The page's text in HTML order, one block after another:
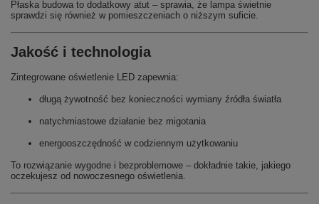
Płaska budowa to dodatkowy atut – sprawia, że lampa świetnie
sprawdzi się również w pomieszczeniach o niższym suficie.
Jakość i technologia
Zintegrowane oświetlenie LED zapewnia:
długą żywotność bez konieczności wymiany źródła światła
natychmiastowe działanie bez migotania
energooszczędność w codziennym użytkowaniu
To rozwiązanie wygodne i bezproblemowe – dokładnie takie, jakiego
oczekujesz od nowoczesnego oświetlenia.